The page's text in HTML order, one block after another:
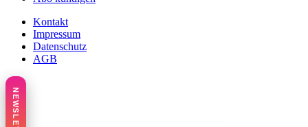
Kontakt
Impressum
Datenschutz
AGB